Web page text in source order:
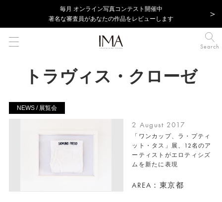
毎⽉ オンライン写真コンテスト開催中
著名な審査員があなたの作品をレビューします
Search
トラヴィス・クローゼ
NEWS / 展覧会
2 August 2017
「ワンカップ、ラ・プティ
ット・タス」展、12名のア
ーティストがエロティシズ
ムを新たに表現
AREA：東京都